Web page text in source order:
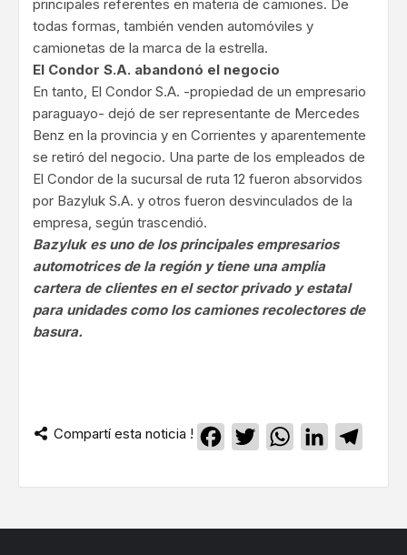
principales referentes en materia de camiones. De
todas formas, también venden automóviles y
camionetas de la marca de la estrella.
El Condor S.A. abandonó el negocio
En tanto, El Condor S.A. -propiedad de un empresario
paraguayo- dejó de ser representante de Mercedes
Benz en la provincia y en Corrientes y aparentemente
se retiró del negocio. Una parte de los empleados de
El Condor de la sucursal de ruta 12 fueron absorvidos
por Bazyluk S.A. y otros fueron desvinculados de la
empresa, según trascendió.
Bazyluk es uno de los principales empresarios
automotrices de la región y tiene una amplia
cartera de clientes en el sector privado y estatal
para unidades como los camiones recolectores de
basura.
Compartí esta noticia ! Facebook
TwitterWhatsApp
LinkedIn